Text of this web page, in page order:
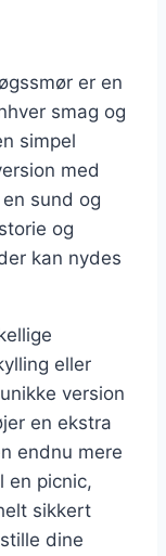
er en
smag og
simpel
med
sund og
og
kan nydes
eller
version
en ekstra
endnu mere
en picnic,
sikkert
dine